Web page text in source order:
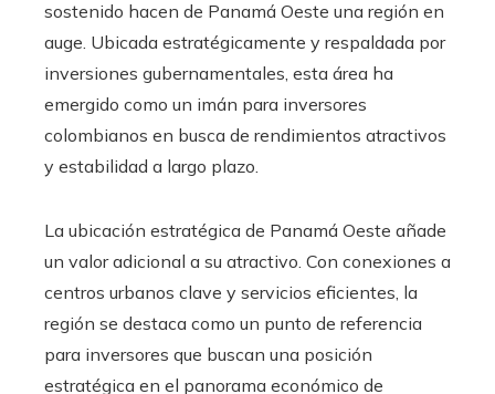
sostenido hacen de Panamá Oeste una región en
auge. Ubicada estratégicamente y respaldada por
inversiones gubernamentales, esta área ha
emergido como un imán para inversores
colombianos en busca de rendimientos atractivos
y estabilidad a largo plazo.
La ubicación estratégica de Panamá Oeste añade
un valor adicional a su atractivo. Con conexiones a
centros urbanos clave y servicios eficientes, la
región se destaca como un punto de referencia
para inversores que buscan una posición
estratégica en el panorama económico de